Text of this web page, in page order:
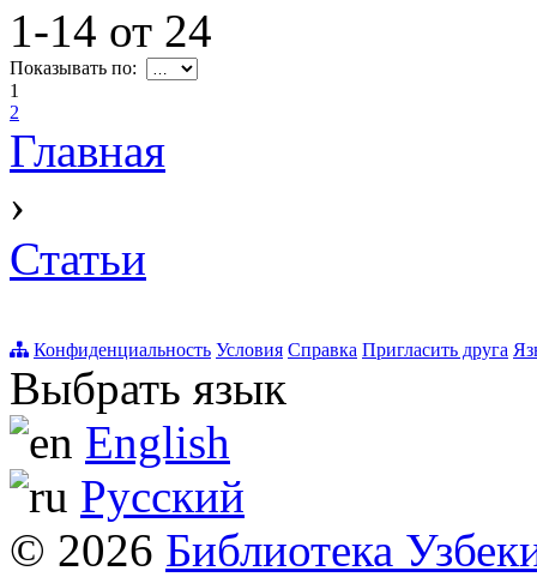
1-14 от 24
Показывать по:
1
2
Главная
›
Статьи
Конфиденциальность Условия Справка Пригласить друга
Выбрать язык
English
Русский
© 2026 Библиотека